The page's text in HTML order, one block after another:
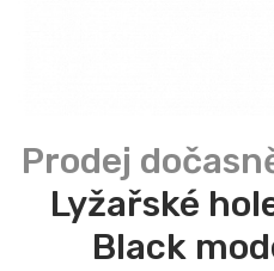
Lyžařské
Black